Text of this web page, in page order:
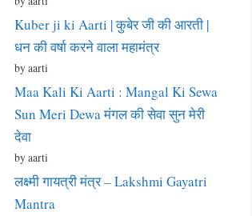
Kuber ji ki Aarti | कुबेर जी की आरती |
धन की वर्षा करने वाला महामंत्र
by aarti
Maa Kali Ki Aarti : Mangal Ki Sewa
Sun Meri Dewa मंगल की सेवा सुन मेरी
देवा
by aarti
लक्ष्मी गायत्री मंत्र – Lakshmi Gayatri
Mantra